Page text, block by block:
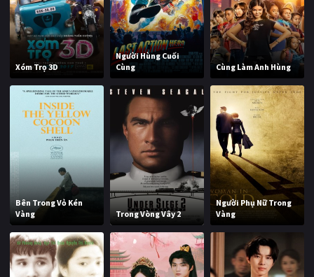
Xóm Trọ 3D
Người Hùng Cuối
Cùng
Cùng Làm Anh Hùng
Bên Trong Vỏ Kén
Vàng
Trong Vòng Vây 2
Người Phụ Nữ Trong
Vàng